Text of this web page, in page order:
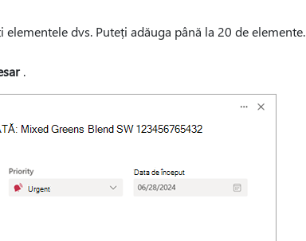
elementele dvs. Puteți adăuga până la 20 de elemente.
.